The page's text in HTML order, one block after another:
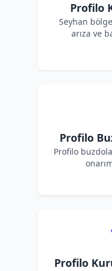
Profilo
Seyhan
arıza ve
Profilo
Profilo
Profilo